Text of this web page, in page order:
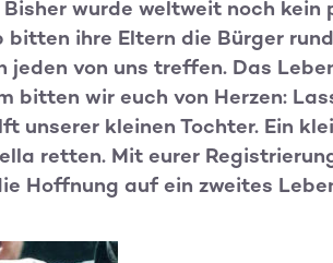
wurde weltweit noch kein
bitten ihre Eltern die Bürger
jeden von uns treffen. Das
bitten wir euch von Herzen:
unserer kleinen Tochter. Ein
retten. Mit eurer
Hoffnung auf ein zweites